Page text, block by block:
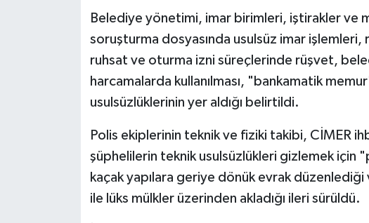
Belediye yönetimi, imar birimleri, iştirakler ve
soruşturma dosyasında usulsüz imar işlemleri,
ruhsat ve oturma izni süreçlerinde rüşvet,
harcamalarda kullanılması, "bankamatik
usulsüzlüklerinin yer aldığı belirtildi.
Polis ekiplerinin teknik ve fiziki takibi, CİMER
şüphelilerin teknik usulsüzlükleri gizlemek için
kaçak yapılara geriye dönük evrak
ile lüks mülkler üzerinden akladığı ileri sürüldü.